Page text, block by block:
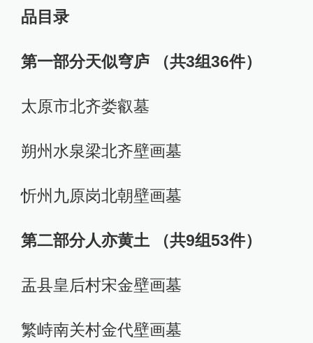
品目录
第一部分天似穹庐 （共3组36件）
太原市北齐娄叡墓
朔州水泉梁北齐壁画墓
忻州九原岗北朝壁画墓
第二部分人亦黄土 （共9组53件）
盂县皇后村宋金壁画墓
繁峙南关村金代壁画墓